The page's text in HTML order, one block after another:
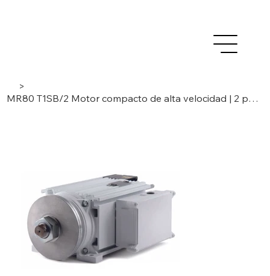
>
MR80 T1SB/2 Motor compacto de alta velocidad | 2 polos, -fase | 6 kW/ 7,5 kW